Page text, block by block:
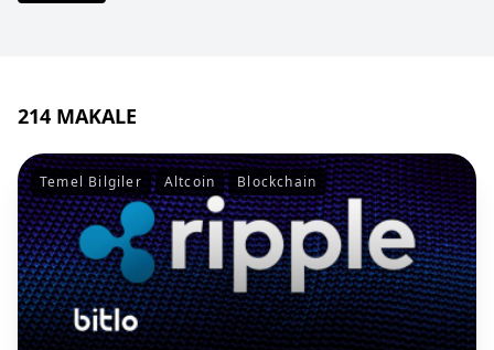
214 MAKALE
Temel Bilgiler Altcoin Blockchain